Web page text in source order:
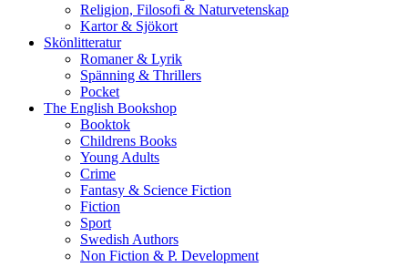
Religion, Filosofi & Naturvetenskap
Kartor & Sjökort
Skönlitteratur
Romaner & Lyrik
Spänning & Thrillers
Pocket
The English Bookshop
Booktok
Childrens Books
Young Adults
Crime
Fantasy & Science Fiction
Fiction
Sport
Swedish Authors
Non Fiction & P. Development